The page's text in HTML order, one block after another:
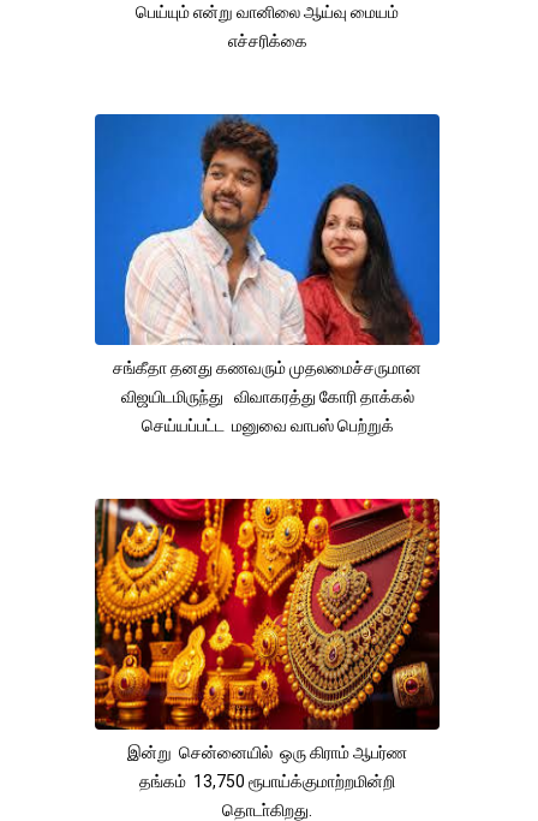
பெய்யும் என்று வானிலை ஆய்வு மையம்
எச்சரிக்கை
சங்கீதா தனது கணவரும் முதலமைச்சருமான
விஜயிடமிருந்து விவாகரத்து கோரி தாக்கல்
செய்யப்பட்ட மனுவை வாபஸ் பெற்றுக்
இன்று சென்னையில் ஒரு கிராம் ஆபர்ண
தங்கம் 13,750 ரூபாய்க்குமாற்றமின்றி
தொடா்கிறது.